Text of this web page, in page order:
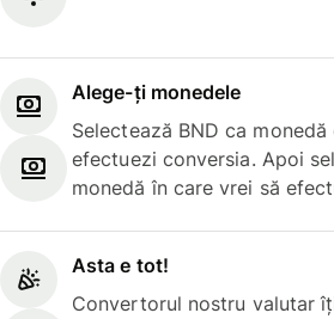
Alege-ți monedele
Selectează BND ca
efectuezi conversia. Apoi
monedă în care vrei să
Asta e tot!
Convertorul nostru valutar